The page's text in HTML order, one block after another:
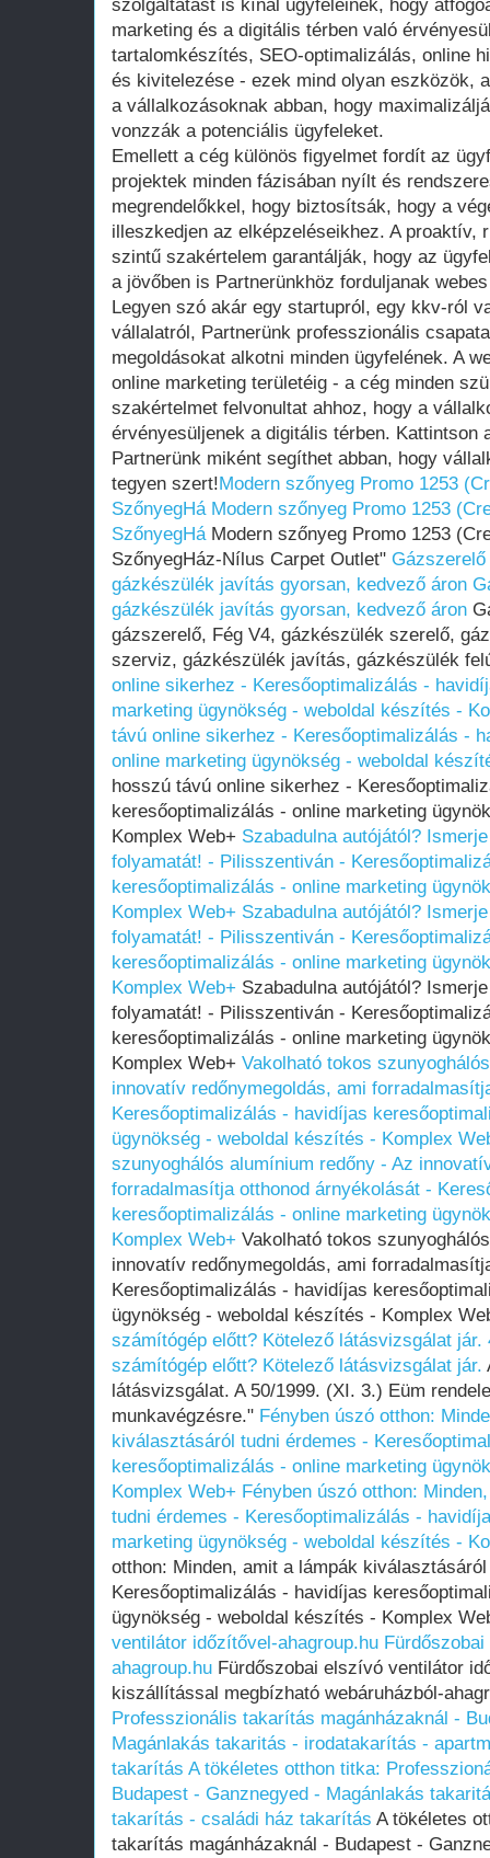
szolgáltatást is kínál ügyfeleinek, hogy
marketing és a digitális térben való
tartalomkészítés, SEO-optimalizálás, online
és kivitelezése - ezek mind olyan eszközök,
a vállalkozásoknak abban, hogy
vonzzák a potenciális ügyfeleket.
Emellett a cég különös figyelmet fordít az
projektek minden fázisában nyílt és
megrendelőkkel, hogy biztosítsák, hogy a
illeszkedjen az elképzeléseikhez. A proaktív,
szintű szakértelem garantálják, hogy az
a jövőben is Partnerünkhöz forduljanak
Legyen szó akár egy startupról, egy kkv-ról
vállalatról, Partnerünk professzionális
megoldásokat alkotni minden ügyfelének. A
online marketing területéig - a cég minden
szakértelmet felvonultat ahhoz, hogy a
érvényesüljenek a digitális térben. Kattintson
Partnerünk miként segíthet abban, hogy
tegyen szert!Modern szőnyeg Promo 1253
SzőnyegHá Modern szőnyeg Promo 1253
SzőnyegHáModern szőnyeg Promo 1253
SzőnyegHáz-Nílus Carpet Outlet" Gázszerelő
gázkészülék javítás gyorsan, kedvező áron
gázkészülék javítás gyorsan, kedvező áron
gázszerelő, Fég V4, gázkészülék szerelő,
szerviz, gázkészülék javítás, gázkészülék
online sikerhez - Keresőoptimalizálás -
marketing ügynökség - weboldal készítés -
távú online sikerhez - Keresőoptimalizálás -
online marketing ügynökség - weboldal
hosszú távú online sikerhez -
keresőoptimalizálás - online marketing
Komplex Web+ Szabadulna autójától?
folyamatát! - Pilisszentiván -
keresőoptimalizálás - online marketing
Komplex Web+ Szabadulna autójától?
folyamatát! - Pilisszentiván -
keresőoptimalizálás - online marketing
Komplex Web+ Szabadulna autójától?
folyamatát! - Pilisszentiván -
keresőoptimalizálás - online marketing
Komplex Web+ Vakolható tokos
innovatív redőnymegoldás, ami
Keresőoptimalizálás - havidíjas
ügynökség - weboldal készítés - Komplex
szunyoghálós alumínium redőny - Az
forradalmasítja otthonod árnyékolását -
keresőoptimalizálás - online marketing
Komplex Web+ Vakolható tokos
innovatív redőnymegoldás, ami
Keresőoptimalizálás - havidíjas
ügynökség - weboldal készítés - Komplex
számítógép előtt? Kötelező látásvizsgálat jár.
számítógép előtt? Kötelező látásvizsgálat jár.
látásvizsgálat. A 50/1999. (XI. 3.) Eüm
munkavégzésre." Fényben úszó otthon:
kiválasztásáról tudni érdemes -
keresőoptimalizálás - online marketing
Komplex Web+ Fényben úszó otthon:
tudni érdemes - Keresőoptimalizálás -
marketing ügynökség - weboldal készítés -
otthon: Minden, amit a lámpák
Keresőoptimalizálás - havidíjas
ügynökség - weboldal készítés - Komplex
ventilátor időzítővel-ahagroup.hu
ahagroup.hu Fürdőszobai elszívó ventilátor
kiszállítással megbízható webáruházból-
Professzionális takarítás magánházaknál -
Magánlakás takaritás - irodatakarítás -
takarítás A tökéletes otthon titka:
Budapest - Ganznegyed - Magánlakás
takarítás - családi ház takarítás A tökéletes
takarítás magánházaknál - Budapest -